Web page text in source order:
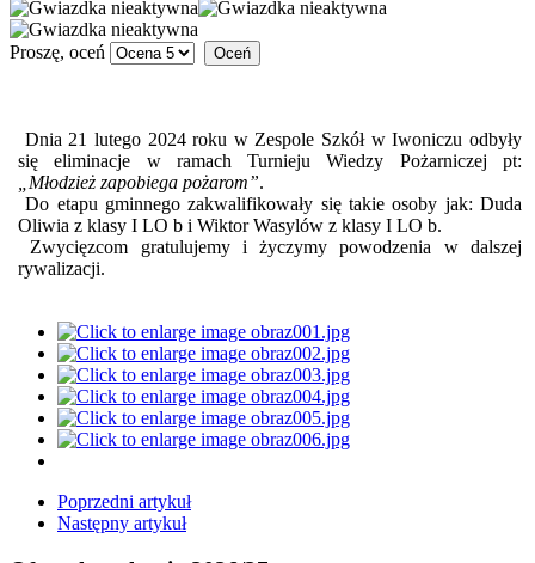
Proszę, oceń
Dnia 21 lutego 2024 roku w Zespole Szkół w Iwoniczu odbyły
się eliminacje w ramach Turnieju Wiedzy Pożarniczej pt:
„Młodzież zapobiega pożarom”.
Do etapu gminnego zakwalifikowały się takie osoby jak: Duda
Oliwia z klasy I LO b i Wiktor Wasylów z klasy I LO b.
Zwycięzcom gratulujemy i życzymy powodzenia w dalszej
rywalizacji.
Poprzedni artykuł
Następny artykuł